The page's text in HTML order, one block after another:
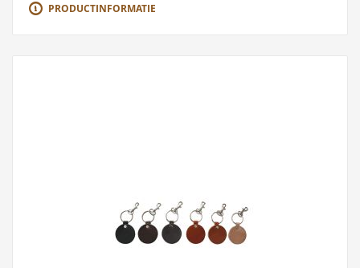
PRODUCTINFORMATIE